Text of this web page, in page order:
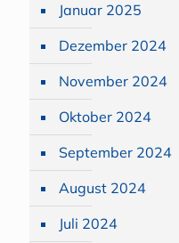
Januar 2025
Dezember 2024
November 2024
Oktober 2024
September 2024
August 2024
Juli 2024